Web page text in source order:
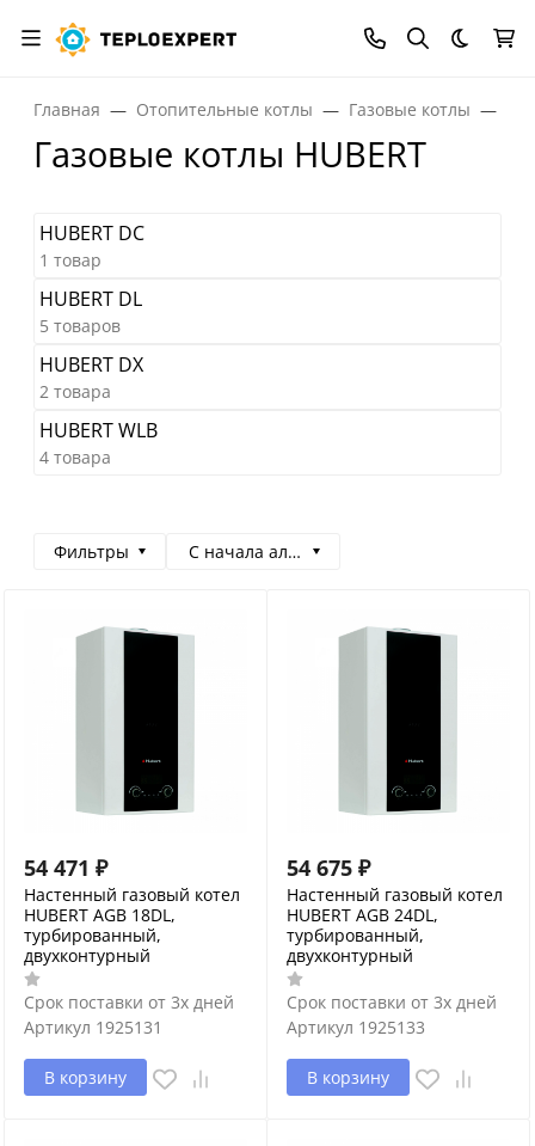
Темная
Главная Отопительные котлы Газовые котлы
Газовые котлы HUBERT
HUBERT DC
1 товар
HUBERT DL
5 товаров
HUBERT DX
2 товара
HUBERT WLB
4 товара
Фильтры С начала алфавита
54 471 ₽
Настенный газовый котел
HUBERT AGB 18DL,
турбированный,
двухконтурный
Срок поставки от 3х дней
Артикул 1925131
В корзину
54 675 ₽
Настенный газовый котел
HUBERT AGB 24DL,
турбированный,
двухконтурный
Срок поставки от 3х дней
Артикул 1925133
В корзину